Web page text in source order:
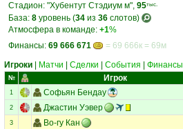
Стадион: "Хубентут Стэдиум м", 95тыс.
База: 8 уровень (34 из 36 слотов)
Атмосфера в команде: +1%
Финансы: 69 666 671 = 69 666к = 69м
Игроки Матчи Сделки События Финансы
№ Игрок
1 Софьян Бендау
2 Джастин Уэвер
3 Во-гу Кан